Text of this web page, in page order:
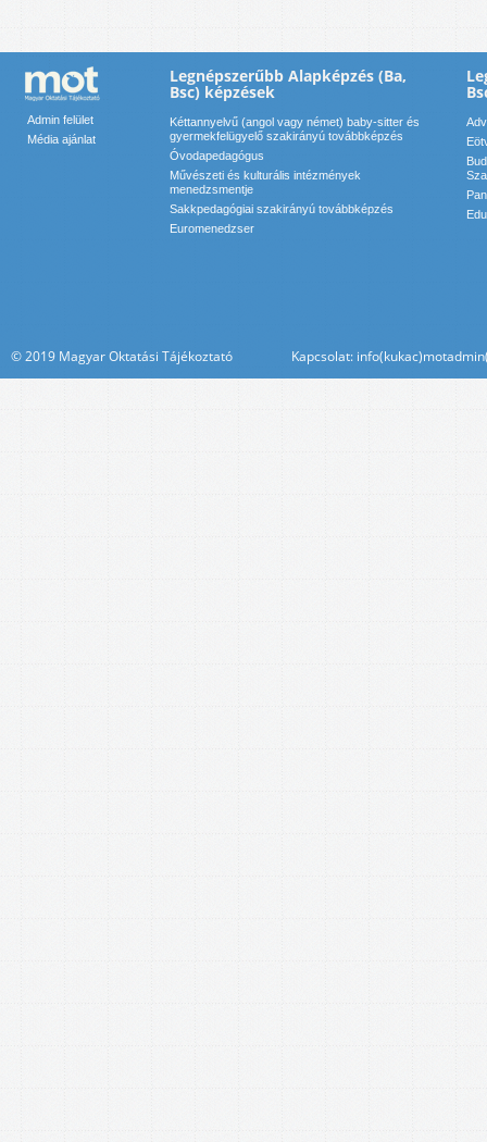
Admin felület
Média ajánlat
Legnépszerűbb Alapképzés (Ba,
Bsc) képzések
Kéttannyelvű (angol vagy német) baby-sitter és
gyermekfelügyelő szakirányú továbbképzés
Óvodapedagógus
Művészeti és kulturális intézmények
menedzsmentje
Sakkpedagógiai szakirányú továbbképzés
Euromenedzser
© 2019 Magyar Oktatási Tájékoztató Kapcsolat: